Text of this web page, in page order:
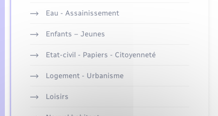
Transports
Voirie et espace public
Eau - Assainissement
Enfants – Jeunes
Etat-civil - Papiers - Citoyenneté
Logement - Urbanisme
Loisirs